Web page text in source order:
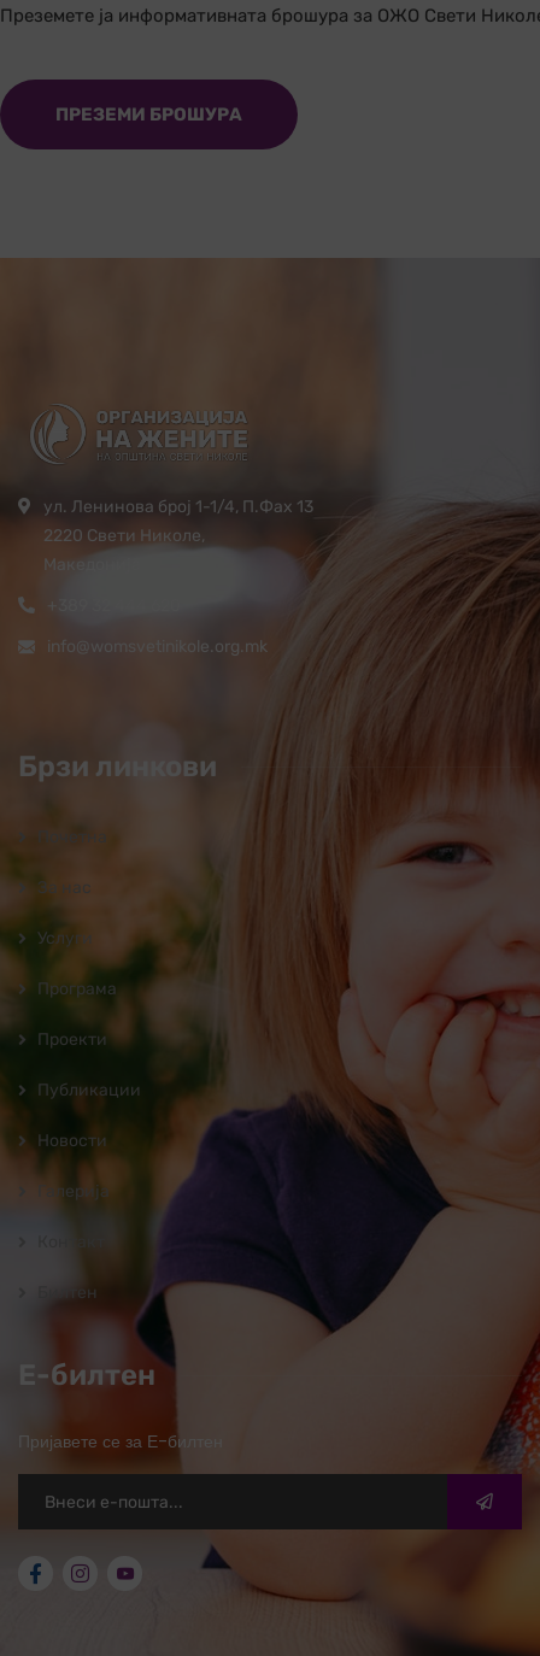
Преземете ја информативната брошура за ОЖО Свети
ПРЕЗЕМИ БРОШУРА
ул. Ленинова број 1-1/4, П.Фах 13
2220 Свети Николе,
Македонија
info@womsvetinikole.org.mk
Брзи линкови
Почетна
За нас
Услуги
Програмa
Проекти
Публикации
Новости
Галерија
Билтен
Е-билтен
Пријавете се за Е-билтен